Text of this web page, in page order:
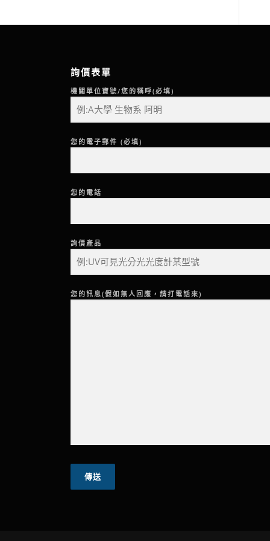
詢價表單
機關單位寶號/您的稱呼(必填)
您的電子郵件 (必填)
您的電話
詢價產品
您的訊息(假如無人回應，請打電話來)